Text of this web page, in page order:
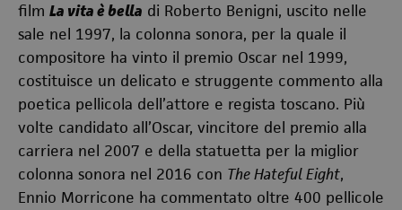
film La vita è bella di Roberto Benigni, uscito nelle
sale nel 1997, la colonna sonora, per la quale il
compositore ha vinto il premio Oscar nel 1999,
costituisce un delicato e struggente commento alla
poetica pellicola dell’attore e regista toscano. Più
volte candidato all’Oscar, vincitore del premio alla
carriera nel 2007 e della statuetta per la miglior
colonna sonora nel 2016 con The Hateful Eight,
Ennio Morricone ha commentato oltre 400 pellicole